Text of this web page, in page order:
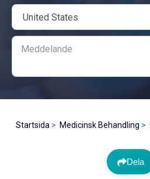
Startsida Medicinsk Behandling
Dela